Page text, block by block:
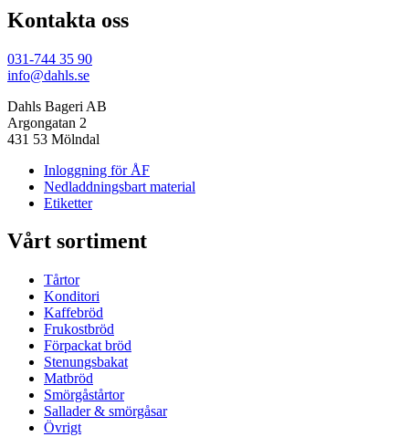
Kontakta oss
031-744 35 90
info@dahls.se
Dahls Bageri AB
Argongatan 2
431 53 Mölndal
Inloggning för ÅF
Nedladdningsbart material
Etiketter
Vårt sortiment
Tårtor
Konditori
Kaffebröd
Frukostbröd
Förpackat bröd
Stenungsbakat
Matbröd
Smörgåstårtor
Sallader & smörgåsar
Övrigt